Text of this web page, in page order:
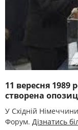
11 вересня 1989
створена
У Східній
Форум. Дізнатись